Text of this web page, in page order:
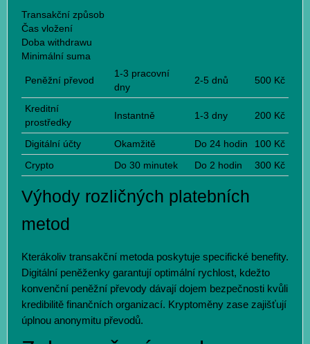
Transakční způsob
Čas vložení
Doba withdrawu
Minimální suma
Peněžní převod
1-3 pracovní
dny
2-5 dnů 500 Kč
Kreditní
prostředky
Instantně 1-3 dny 200 Kč
Digitální účty Okamžitě Do 24 hodin
100 Kč
Crypto
Do 30 minutek Do 2 hodin 300 Kč
Výhody rozličných platebních
metod
Kterákoliv transakční metoda poskytuje specifické benefity.
Digitální peněženky garantují optimální rychlost, kdežto
konvenční peněžní převody dávají dojem bezpečnosti kvůli
kredibilitě finančních organizací. Kryptoměny zase zajišťují
úplnou anonymitu převodů.